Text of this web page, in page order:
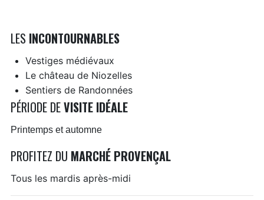
LES INCONTOURNABLES
Vestiges médiévaux
Le château de Niozelles
Sentiers de Randonnées
PÉRIODE DEVISITE IDÉALE
Printemps et automne
PROFITEZ DU MARCHÉ PROVENÇAL
Tous les mardis après-midi